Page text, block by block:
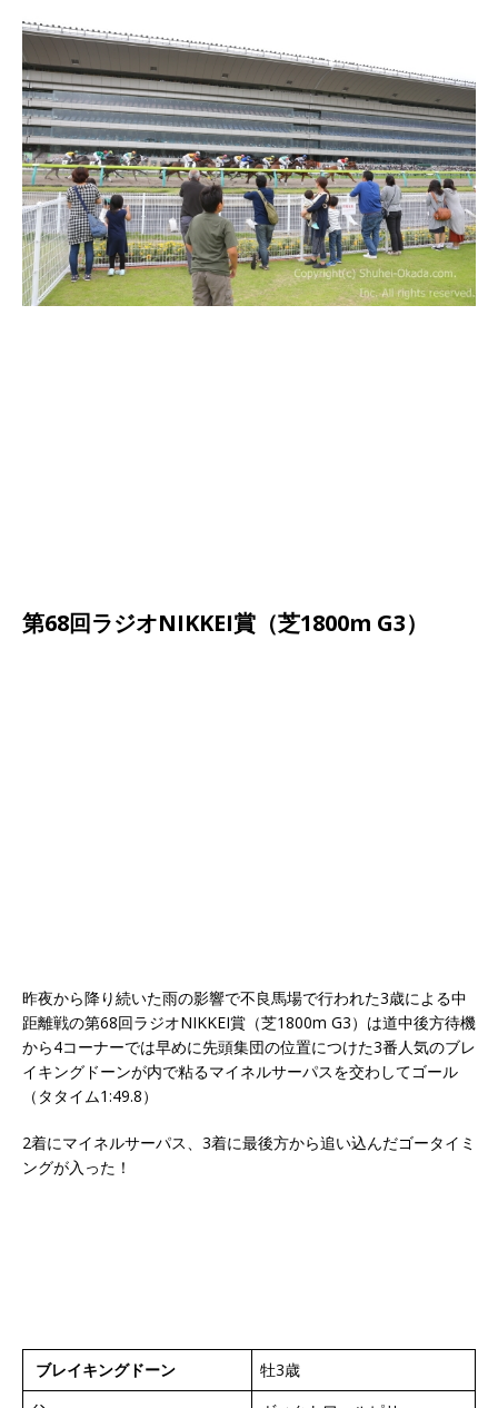
第68回ラジオNIKKEI賞（芝1800m G3）
昨夜から降り続いた雨の影響で不良馬場で行われた3歳による中
距離戦の第68回ラジオNIKKEI賞（芝1800m G3）は道中後方待機
から4コーナーでは早めに先頭集団の位置につけた3番人気のブレ
イキングドーンが内で粘るマイネルサーパスを交わしてゴール
（タタイム1:49.8）
2着にマイネルサーパス、3着に最後方から追い込んだゴータイミ
ングが入った！
ブレイキングドーン
牡3歳